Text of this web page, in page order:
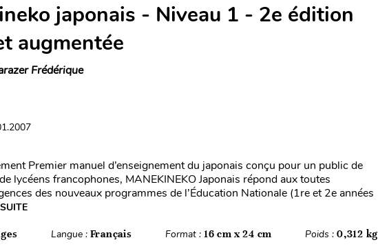
japonais - Niveau 1 - 2e édition
augmentée
Frédérique
Premier manuel d’enseignement du japonais conçu pour un public de
lycéens francophones, MANEKINEKO Japonais répond aux toutes
des nouveaux programmes de l’Éducation Nationale (1re et 2e années
Langue : Français Format : 16 cm x 24 cm Poids :0,312 kg